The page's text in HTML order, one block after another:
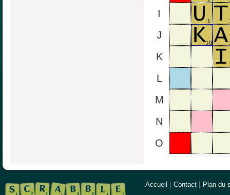
I
J
K
L
M
N
O
Accueil Contact Plan du